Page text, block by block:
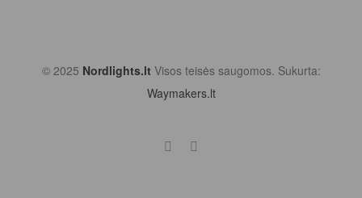
© 2025 Nordlights.lt Visos teisės saugomos. Sukurta:
Waymakers.lt